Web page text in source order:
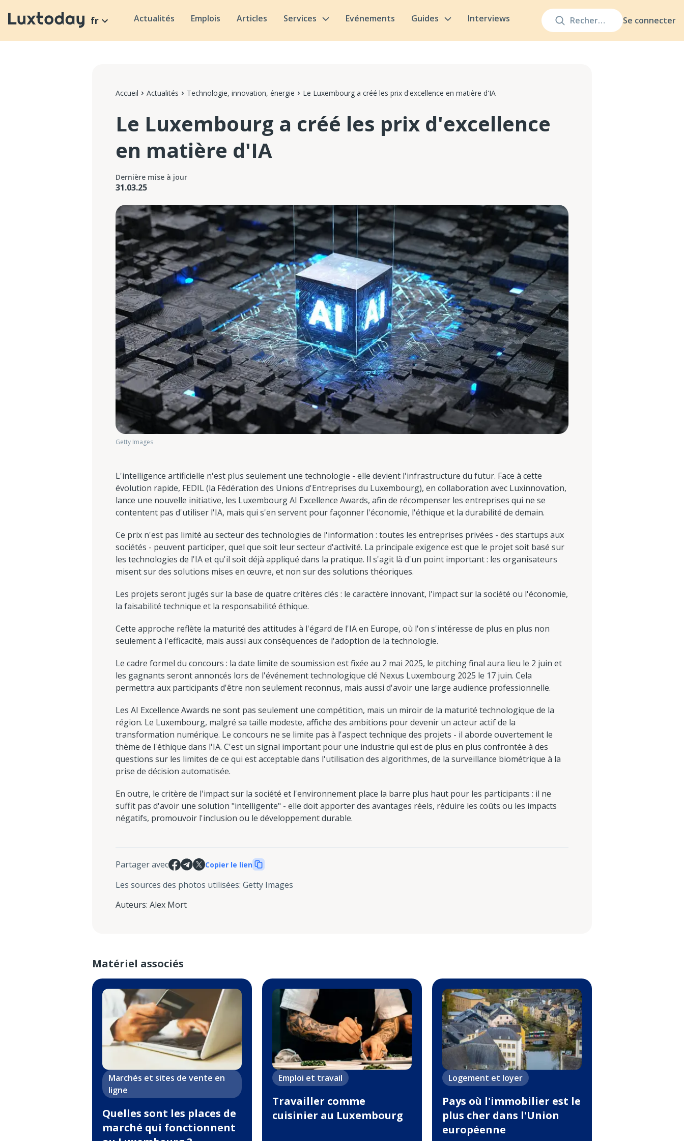
Se connecter
fr Actualités Emplois Articles Services Evénements Guides Interviews
Accueil Actualités Technologie, innovation, énergie Le Luxembourg a créé les prix d'excellence en matière d'IA
Le Luxembourg a créé les prix d'excellence
en matière d'IA
Dernière mise à jour
31.03.25
Getty Images
L'intelligence artificielle n'est plus seulement une technologie - elle devient l'infrastructure du futur. Face à cette
évolution rapide, FEDIL (la Fédération des Unions d'Entreprises du Luxembourg), en collaboration avec Luxinnovation,
lance une nouvelle initiative, les Luxembourg AI Excellence Awards, afin de récompenser les entreprises qui ne se
contentent pas d'utiliser l'IA, mais qui s'en servent pour façonner l'économie, l'éthique et la durabilité de demain.
Ce prix n'est pas limité au secteur des technologies de l'information : toutes les entreprises privées - des startups aux
sociétés - peuvent participer, quel que soit leur secteur d'activité. La principale exigence est que le projet soit basé sur
les technologies de l'IA et qu'il soit déjà appliqué dans la pratique. Il s'agit là d'un point important : les organisateurs
misent sur des solutions mises en œuvre, et non sur des solutions théoriques.
Les projets seront jugés sur la base de quatre critères clés : le caractère innovant, l'impact sur la société ou l'économie,
la faisabilité technique et la responsabilité éthique.
Cette approche reflète la maturité des attitudes à l'égard de l'IA en Europe, où l'on s'intéresse de plus en plus non
seulement à l'efficacité, mais aussi aux conséquences de l'adoption de la technologie.
Le cadre formel du concours : la date limite de soumission est fixée au 2 mai 2025, le pitching final aura lieu le 2 juin et
les gagnants seront annoncés lors de l'événement technologique clé Nexus Luxembourg 2025 le 17 juin. Cela
permettra aux participants d'être non seulement reconnus, mais aussi d'avoir une large audience professionnelle.
Les AI Excellence Awards ne sont pas seulement une compétition, mais un miroir de la maturité technologique de la
région. Le Luxembourg, malgré sa taille modeste, affiche des ambitions pour devenir un acteur actif de la
transformation numérique. Le concours ne se limite pas à l'aspect technique des projets - il aborde ouvertement le
thème de l'éthique dans l'IA. C'est un signal important pour une industrie qui est de plus en plus confrontée à des
questions sur les limites de ce qui est acceptable dans l'utilisation des algorithmes, de la surveillance biométrique à la
prise de décision automatisée.
En outre, le critère de l'impact sur la société et l'environnement place la barre plus haut pour les participants : il ne
suffit pas d'avoir une solution "intelligente" - elle doit apporter des avantages réels, réduire les coûts ou les impacts
négatifs, promouvoir l'inclusion ou le développement durable.
Partager avec Copier le lien
Les sources des photos utilisées: Getty Images
Auteurs: Alex Mort
Matériel associés
Marchés et sites de vente en
ligne
Quelles sont les places de
marché qui fonctionnent
Emploi et travail
Travailler comme
cuisinier au Luxembourg
Logement et loyer
Pays où l'immobilier est le
plus cher dans l'Union
européenne